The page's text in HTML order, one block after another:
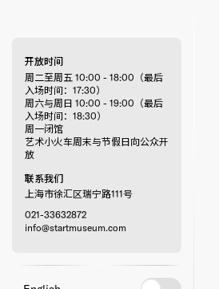
开放时间
周二至周五 10:00 - 18:00（最后
入场时间：17:30）
周六与周日 10:00 - 19:00（最后
入场时间：18:30）
周一闭馆
艺术小火车周末与节假日向公众开
放
联系我们
上海市徐汇区瑞宁路111号
021-33632872
info@startmuseum.com